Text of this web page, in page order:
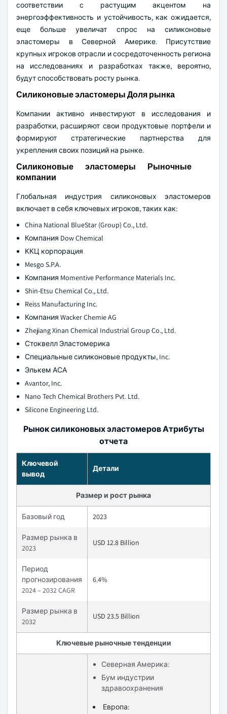
соответствии с растущим акцентом на
энергоэффективность и устойчивость, как ожидается,
еще больше увеличат спрос на силиконовые
эластомеры в Северной Америке. Присутствие
крупных игроков отрасли и сосредоточенность региона
на исследованиях и разработках также, вероятно,
будут способствовать росту рынка.
Силиконовые эластомеры Доля рынка
Компании активно инвестируют в исследования и
разработки, расширяют свои продуктовые портфели и
формируют стратегические партнерства для
укрепления своих позиций на рынке.
Силиконовые эластомеры Рыночные
компании
Глобальная индустрия силиконовых эластомеров
включает в себя ключевых игроков, таких как:
China National BlueStar (Group) Co., Ltd.
Компания Dow Chemical
ККЦ корпорация
Mesgo S.P.A.
Компания Momentive Performance Materials Inc.
Shin-Etsu Chemical Co., Ltd.
Reiss Manufacturing Inc.
Компания Wacker Chemie AG
Zhejiang Xinan Chemical Industrial Group Co., Ltd.
Стоквелл Эластомерика
Специальные силиконовые продукты, Inc.
Элькем АСА
Avantor, Inc.
Nano Tech Chemical Brothers Pvt. Ltd.
Silicone Engineering Ltd.
Рынок силиконовых эластомеров Атрибуты
отчета
Ключевой
вывод
Детали
Размер и рост рынка
Базовый год 2023
Размер рынка в
2023
USD 12.8 Billion
Период
прогнозирования
2024 – 2032 CAGR
6.4%
Размер рынка в
2032
USD 23.5 Billion
Ключевые рыночные тенденции
Северная Америка:
Бум индустрии
здравоохранения
Европа: